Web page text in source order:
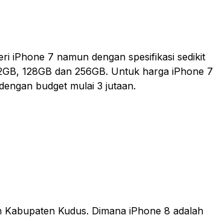
iPhone 7 namun dengan spesifikasi sedikit
128GB dan 256GB. Untuk harga iPhone 7
budget mulai 3 jutaan.
Kudus. Dimana iPhone 8 adalah